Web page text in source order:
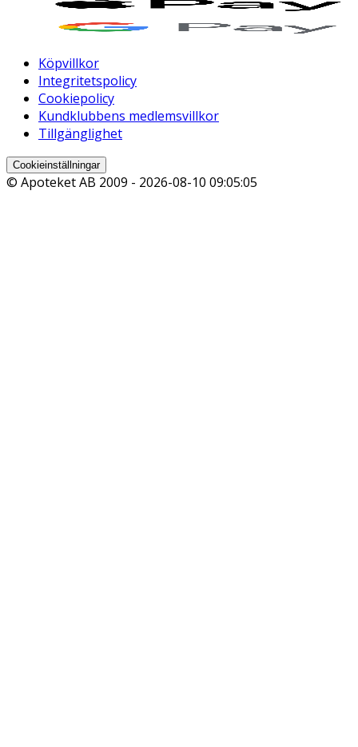
Köpvillkor
Integritetspolicy
Cookiepolicy
Kundklubbens medlemsvillkor
Tillgänglighet
Cookieinställningar
© Apoteket AB 2009 - 2026-08-10 09:05:05